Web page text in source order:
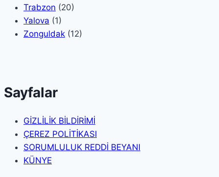
Trabzon (20)
Yalova (1)
Zonguldak (12)
Sayfalar
GİZLİLİK BİLDİRİMİ
ÇEREZ POLİTİKASI
SORUMLULUK REDDİ BEYANI
KÜNYE